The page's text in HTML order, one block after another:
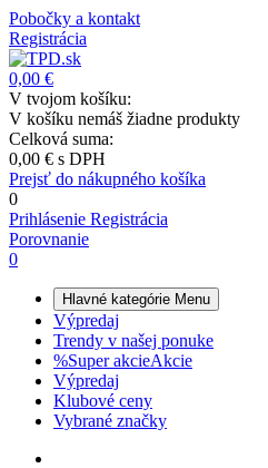
Pobočky a kontakt
Registrácia
0,00 €
V tvojom košíku:
V košíku nemáš žiadne produkty
Celková suma:
0,00 € s DPH
Prejsť do nákupného košíka
0
Prihlásenie Registrácia
Porovnanie
0
Hlavné kategórie Menu
Výpredaj
Trendy v našej ponuke
%Super akcieAkcie
Výpredaj
Klubové ceny
Vybrané značky